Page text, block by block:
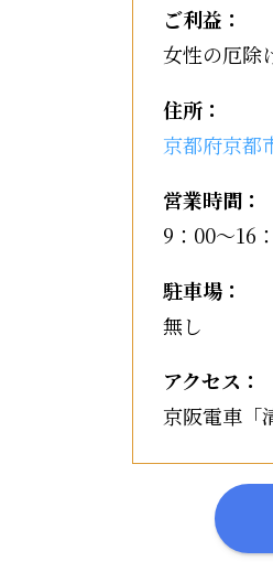
ご利益：
女性の厄除
住所：
京都府京都
営業時間：
9：00～16
駐車場：
無し
アクセス：
京阪電車